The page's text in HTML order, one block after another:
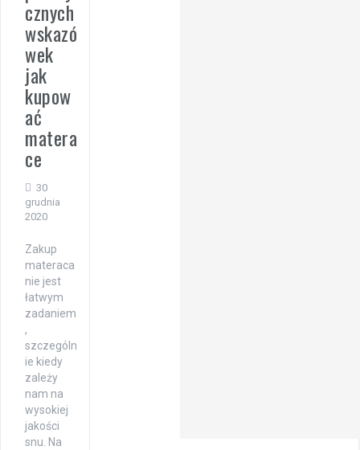
cznych
wskazó
wek
jak
kupow
ać
matera
ce
30
grudnia
2020
Zakup
materaca
nie jest
łatwym
zadaniem
,
szczególn
ie kiedy
zależy
nam na
wysokiej
jakości
snu. Na